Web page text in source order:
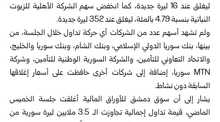
ليغلق عند 16 ليرة جديدة، كما انخفض سهم الشركة الأهلية للزيوت
النباتية بنسبة 4.79 بالمئة، ليغلق عند 352 ليرة جديدة.
‏ولم تشهد أسهم عدد من الشركات أي حركة تداول خلال الجلسة، من
بينها، بنك سوريا الدولي الإسلامي، وبنك الشام، وبنك سوريا والخليج،
والاتحاد التعاوني للتأمين، والشركة السورية الوطنية للتأمين، وشركة
MTN سوريا، إضافة إلى شركات أخرى حافظت على أسعار إغلاقها
السابقة دون نشاط.
‏يشار إلى أن سوق دمشق للأوراق المالية أغلقت جلسة الخميس
الماضي، قيمة تداول إجمالية تجاوزت الـ 3.5 ملايين ليرة سورية من